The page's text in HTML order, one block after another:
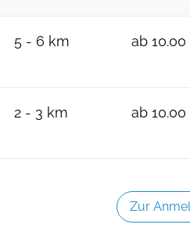
5 - 6 km ab
2 - 3 km ab
Zur